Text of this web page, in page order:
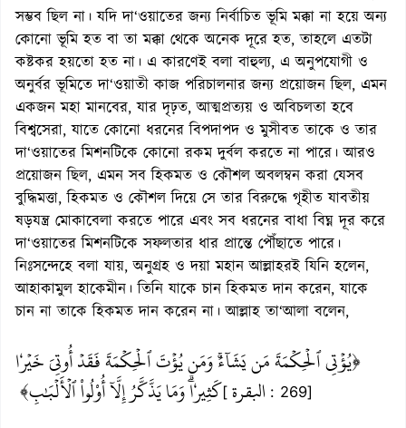
সম্ভব ছিল না। যদি দা‘ওয়াতের জন্য নির্বাচিত ভূমি মক্কা না হয়ে অন্য
কোনো ভূমি হত বা তা মক্কা থেকে অনেক দূরে হত, তাহলে এতটা
কষ্টকর হয়তো হত না। এ কারণেই বলা বাহুল্য, এ অনুপযোগী ও
অনুর্বর ভূমিতে দা‘ওয়াতী কাজ পরিচালনার জন্য প্রয়োজন ছিল, এমন
একজন মহা মানবের, যার দৃঢ়ত, আত্মপ্রত্যয় ও অবিচলতা হবে
বিশ্বসেরা, যাতে কোনো ধরনের বিপদাপদ ও মুসীবত তাকে ও তার
দা‘ওয়াতের মিশনটিকে কোনো রকম দুর্বল করতে না পারে। আরও
প্রয়োজন ছিল, এমন সব হিকমত ও কৌশল অবলম্বন করা যেসব
বুদ্ধিমত্তা, হিকমত ও কৌশল দিয়ে সে তার বিরুদ্ধে গৃহীত যাবতীয়
ষড়যন্ত্র মোকাবেলা করতে পারে এবং সব ধরনের বাধা বিঘ্ন দূর করে
দা‘ওয়াতের মিশনটিকে সফলতার ধার প্রান্তে পৌঁছাতে পারে।
নিঃসন্দেহে বলা যায়, অনুগ্রহ ও দয়া মহান আল্লাহরই যিনি হলেন,
আহাকামুল হাকেমীন। তিনি যাকে চান হিকমত দান করেন, যাকে
চান না তাকে হিকমত দান করেন না। আল্লাহ তা‘আলা বলেন,
﴿يُؤۡتِي ٱلۡحِكۡمَةَ مَن يَشَآءُۚ وَمَن يُؤۡتَ ٱلۡحِكۡمَةَ فَقَدۡ أُوتِيَ خَيۡرٗا
كَثِيرٗاۗ وَمَا يَذَّكَّرُ إِلَّآ أُوْلُواْ ٱلۡأَلۡبَٰبِ﴾[ البقرة : 269]